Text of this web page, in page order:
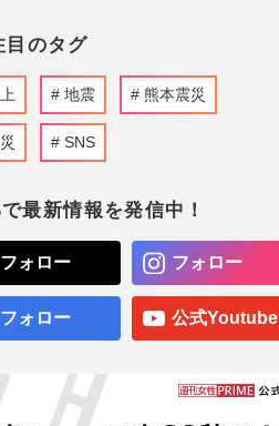
目のタグ
地震 熊本震災
SNS
最新情報を発信中！
フォロー フォロー
フォロー 公式Youtube